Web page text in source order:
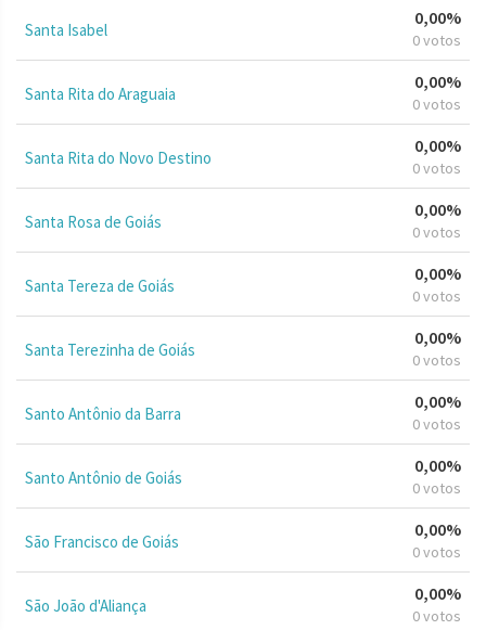
Santa Isabel
0,00%
0 votos
Santa Rita do Araguaia
0,00%
0 votos
Santa Rita do Novo Destino
0,00%
0 votos
Santa Rosa de Goiás
0,00%
0 votos
Santa Tereza de Goiás
0,00%
0 votos
Santa Terezinha de Goiás
0,00%
0 votos
Santo Antônio da Barra
0,00%
0 votos
Santo Antônio de Goiás
0,00%
0 votos
São Francisco de Goiás
0,00%
0 votos
São João d'Aliança
0,00%
0 votos